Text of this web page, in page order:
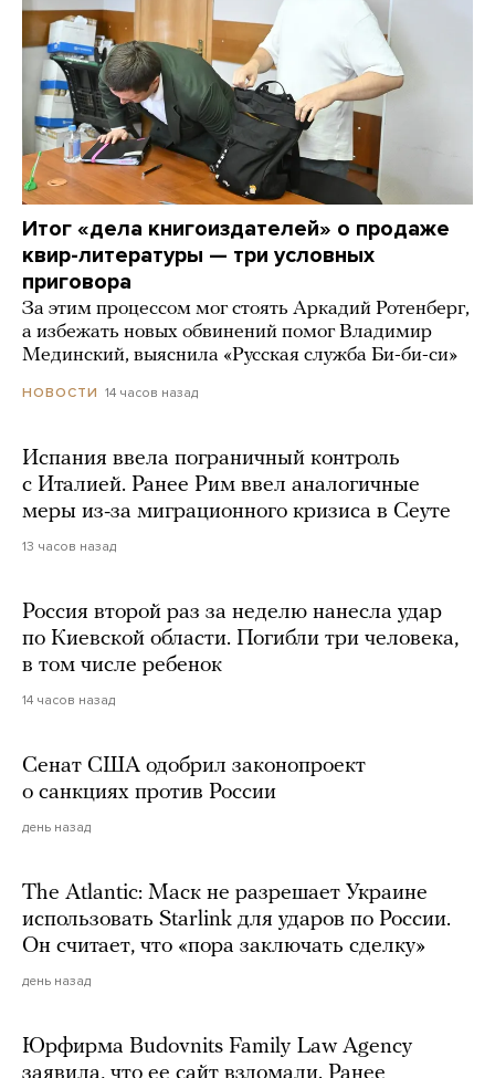
Итог «дела книгоиздателей» о продаже
квир-литературы — три условных
приговора
За этим процессом мог стоять Аркадий Ротенберг,
а избежать новых обвинений помог Владимир
Мединский, выяснила «Русская служба Би-би-си»
НОВОСТИ 14 часов назад
Испания ввела пограничный контроль
с Италией. Ранее Рим ввел аналогичные
меры из-за миграционного кризиса в Сеуте
13 часов назад
Россия второй раз за неделю нанесла удар
по Киевской области. Погибли три человека,
в том числе ребенок
14 часов назад
Сенат США одобрил законопроект
о санкциях против России
день назад
The Atlantic: Маск не разрешает Украине
использовать Starlink для ударов по России.
Он считает, что «пора заключать сделку»
день назад
Юрфирма Budovnits Family Law Agency